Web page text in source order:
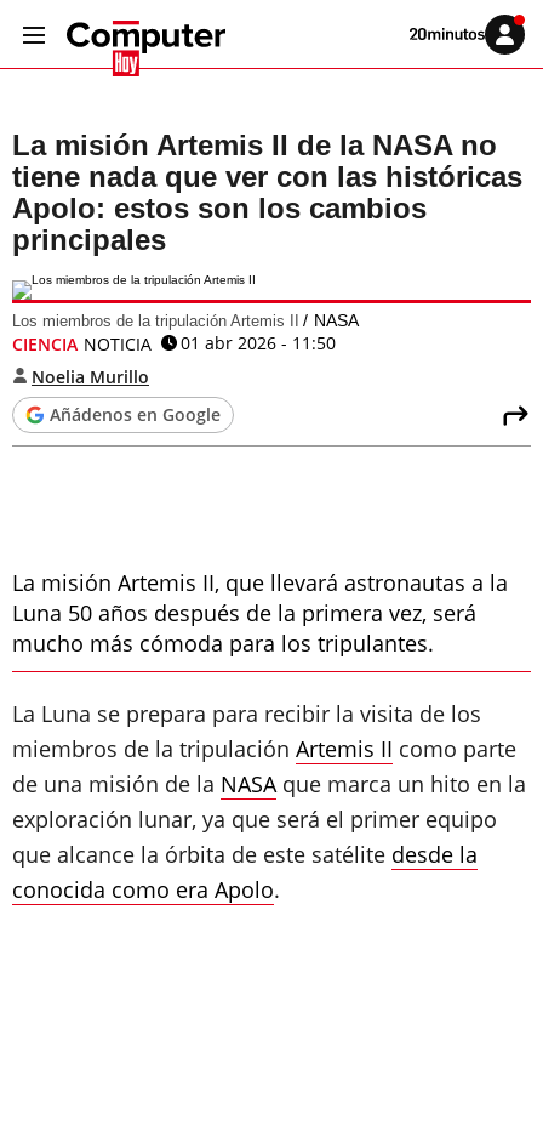
Volver
Iniciar
sesión
La misión Artemis II de la NASA no
tiene nada que ver con las históricas
Apolo: estos son los cambios
principales
Los miembros de la tripulación Artemis II NASA
CIENCIA NOTICIA
01 abr 2026 - 11:50
Noelia Murillo
Añádenos en Google
La misión Artemis II, que llevará astronautas a la
Luna 50 años después de la primera vez, será
mucho más cómoda para los tripulantes.
La Luna se prepara para recibir la visita de los
miembros de la tripulación Artemis II como parte
de una misión de la NASAque marca un hito en la
exploración lunar, ya que será el primer equipo
que alcance la órbita de este satélite desde la
conocida como era Apolo.